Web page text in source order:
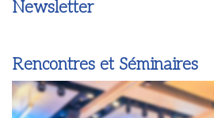
Newsletter
Rencontres et Séminaires